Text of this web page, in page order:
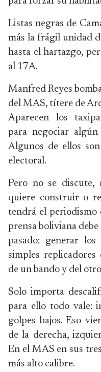
Listas negras de
más la frágil unidad
hasta el hartazgo,
al 17A.
Manfred Reyes
del MAS, títere de
Aparecen los
para negociar
Algunos de ellos
electoral.
Pero no se discute,
quiere construir o
tendrá el periodismo
prensa boliviana
pasado: generar
simples replicadores
de un bando y del
Solo importa
para ello todo vale:
golpes bajos. Eso
de la derecha,
En el MAS en sus
más alto calibre.